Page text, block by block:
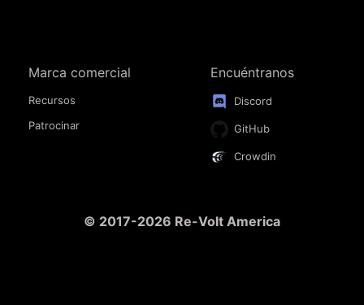
Marca comercial
Recursos
Patrocinar
Encuéntranos
Discord
GitHub
Crowdin
© 2017-2026 Re-Volt America